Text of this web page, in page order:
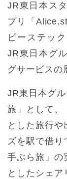
JR東日本ス
プリ「
ピーステッ
JR東日本グ
グサービスの
JR東日本グ
旅」として、
とした旅行や
ズを駅で借
手ぶら旅」の
としたシェ